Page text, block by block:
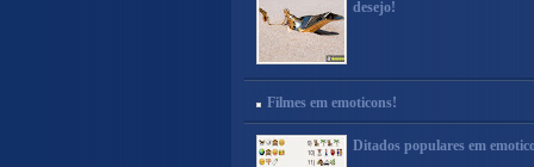
desejo!
Filmes em emoticons!
Ditados populares em